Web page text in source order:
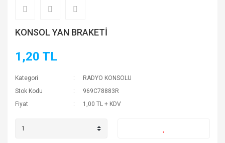
KONSOL YAN BRAKETİ
1,20 TL
Kategori
RADYO KONSOLU
Stok Kodu
969C78883R
Fiyat
1,00 TL + KDV